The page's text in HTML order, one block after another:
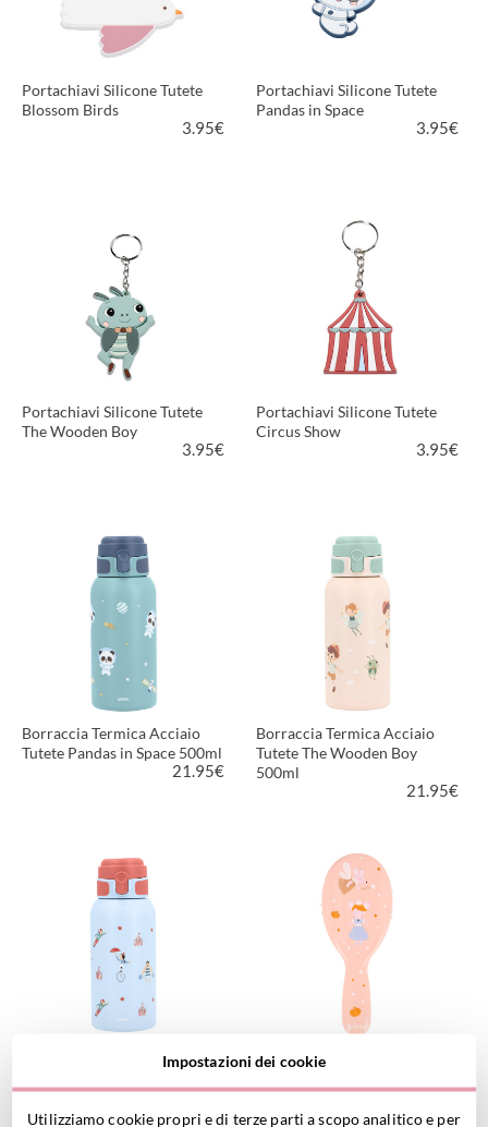
Portachiavi Silicone Tutete
Blossom Birds
3.95€
Portachiavi Silicone Tutete
Pandas in Space
3.95€
VEDI PRODOTTO
Portachiavi Silicone Tutete
The Wooden Boy
3.95€
VEDI PRODOTTO
Portachiavi Silicone Tutete
Circus Show
3.95€
VEDI PRODOTTO
Borraccia Termica Acciaio
Tutete Pandas in Space 500ml
21.95€
VEDI PRODOTTO
Borraccia Termica Acciaio
Tutete The Wooden Boy
500ml
21.95€
VEDI PRODOTTO
Borraccia Termica Acciaio
Tutete Circus Show 500ml
21.95€
Spazzola Capelli Tutete
7.95€
Impostazioni dei cookie
Utilizziamo cookie propri e di terze parti a scopo analitico e per